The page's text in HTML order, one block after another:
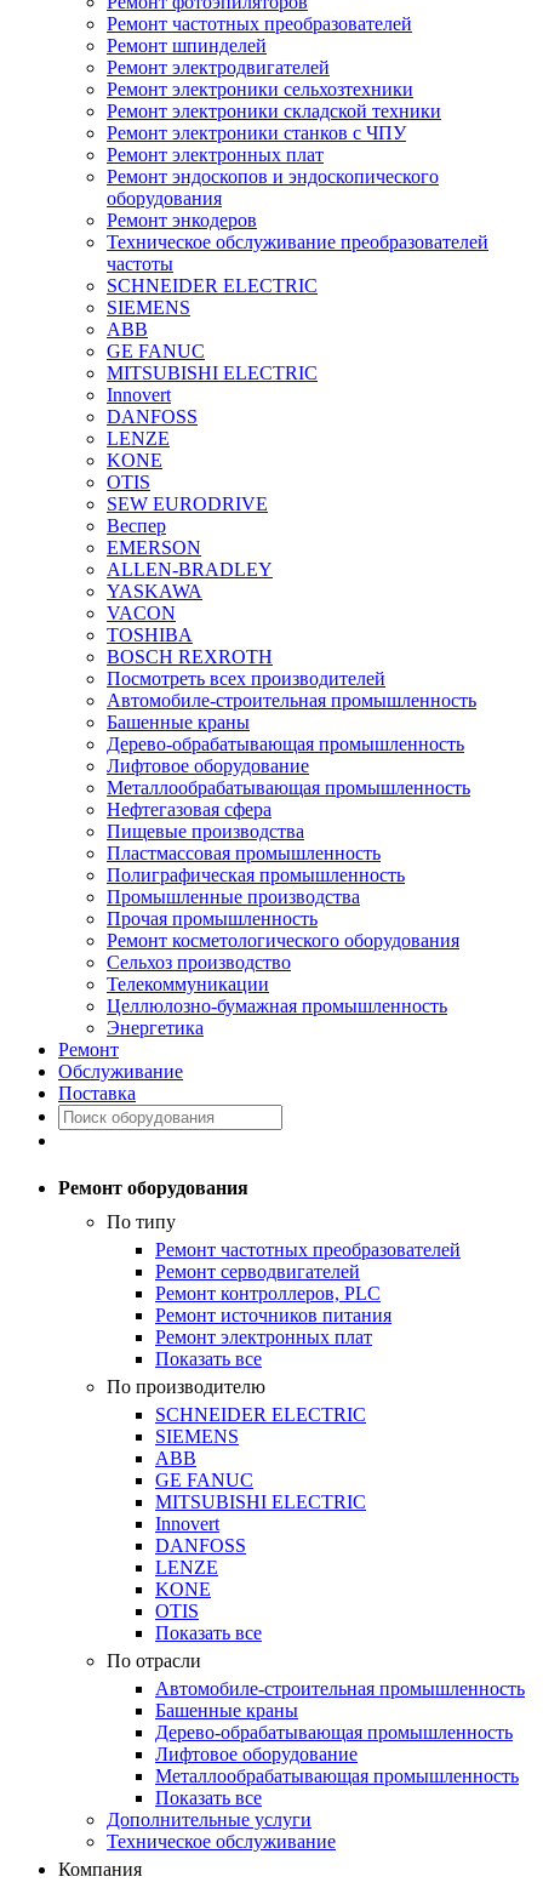
Ремонт частотных преобразователей
Ремонт шпинделей
Ремонт электродвигателей
Ремонт электроники сельхозтехники
Ремонт электроники складской техники
Ремонт электроники станков с ЧПУ
Ремонт электронных плат
Ремонт эндоскопов и эндоскопического
оборудования
Ремонт энкодеров
Техническое обслуживание преобразователей
частоты
SCHNEIDER ELECTRIC
SIEMENS
ABB
GE FANUC
MITSUBISHI ELECTRIC
Innovert
DANFOSS
LENZE
KONE
OTIS
SEW EURODRIVE
Веспер
EMERSON
ALLEN-BRADLEY
YASKAWA
VACON
TOSHIBA
BOSCH REXROTH
Посмотреть всех производителей
Автомобиле-строительная промышленность
Башенные краны
Дерево-обрабатывающая промышленность
Лифтовое оборудование
Металлообрабатывающая промышленность
Нефтегазовая сфера
Пищевые производства
Пластмассовая промышленность
Полиграфическая промышленность
Промышленные производства
Прочая промышленность
Ремонт косметологического оборудования
Сельхоз производство
Телекоммуникации
Целлюлозно-бумажная промышленность
Энергетика
Ремонт
Обслуживание
Поставка
Ремонт оборудования
По типу
Ремонт частотных преобразователей
Ремонт серводвигателей
Ремонт контроллеров, PLC
Ремонт источников питания
Ремонт электронных плат
Показать все
По производителю
SCHNEIDER ELECTRIC
SIEMENS
ABB
GE FANUC
MITSUBISHI ELECTRIC
Innovert
DANFOSS
LENZE
KONE
OTIS
Показать все
По отрасли
Автомобиле-строительная промышленность
Башенные краны
Дерево-обрабатывающая промышленность
Лифтовое оборудование
Металлообрабатывающая промышленность
Показать все
Дополнительные услуги
Техническое обслуживание
Компания